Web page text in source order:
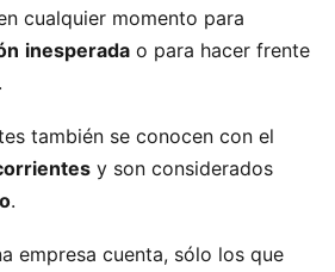
cualquier momento para
inesperada o para hacer frente
.
también se conocen con el
y son considerados
.
empresa cuenta, sólo los que